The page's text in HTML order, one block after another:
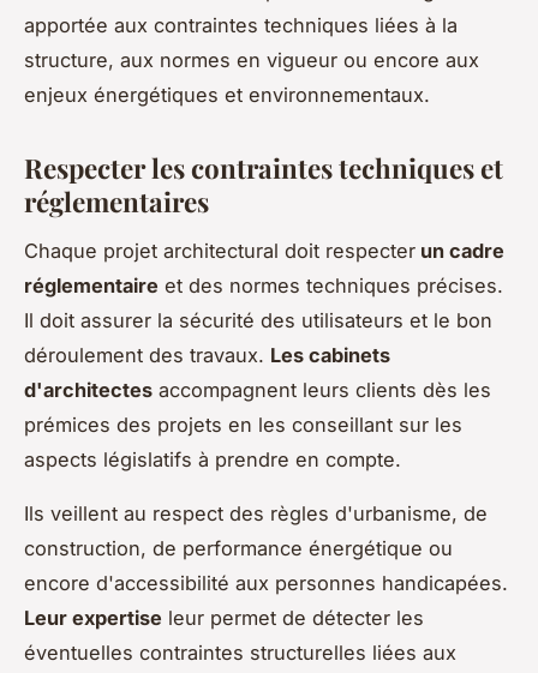
apportée aux contraintes techniques liées à la
structure, aux normes en vigueur ou encore aux
enjeux énergétiques et environnementaux.
Respecter les contraintes techniques et
réglementaires
Chaque projet architectural doit respecter un cadre
réglementaire et des normes techniques précises.
Il doit assurer la sécurité des utilisateurs et le bon
déroulement des travaux. Les cabinets
d'architectes accompagnent leurs clients dès les
prémices des projets en les conseillant sur les
aspects législatifs à prendre en compte.
Ils veillent au respect des règles d'urbanisme, de
construction, de performance énergétique ou
encore d'accessibilité aux personnes handicapées.
Leur expertise leur permet de détecter les
éventuelles contraintes structurelles liées aux